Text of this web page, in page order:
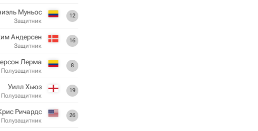
12
Муньос
Защитник
16
Андерсен
Защитник
8
Лерма
Полузащитник
19
Уилл Хьюз
Полузащитник
26
Ричардс
Полузащитник